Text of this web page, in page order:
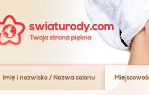
Imię i nazwisko / Nazwa salonu